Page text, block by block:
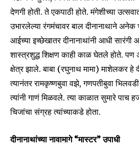
देणगी होती. ते एकपाठी होते. मंगेशीच्या
उभारलेल्या रंगमंचावर बाल दीनानाथाने अनेक
आईच्या इच्छेखातर दीनानाथांनी आधी
शास्त्रशुद्ध शिक्षण काही काळ घेतले होते.
क्षेत्र झाले. बाबा (रघुनाथ मामा) माशेलकर हे
त्यानंतर रामकृष्णबुवा वझे, गणपतीबुवा
त्यांनी गाणं मिळवले. त्या काळात सुमारे पाच
चिजांचा संग्रह त्यांच्याकडे होता.
दीनानाथांच्या नावामागे “मास्टर” उपाधी